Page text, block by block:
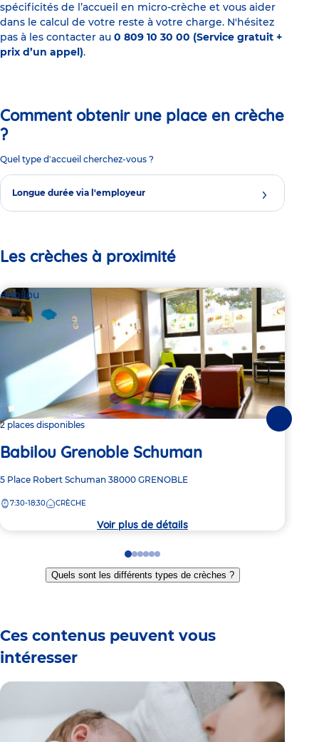
spécificités de l’accueil en micro-crèche et vous aider
dans le calcul de votre reste à votre charge. N'hésitez
pas à les contacter au 0 809 10 30 00 (Service gratuit +
prix d’un appel).
Comment obtenir une place en crèche
?
Quel type d'accueil cherchez-vous ?
Longue durée via l'employeur
Les crèches à proximité
Babilou
2 places disponibles
Babilou Grenoble Schuman
Adresse
la
5 Place Robert Schuman 38000 GRENOBLE
7:30-18:30 CRÈCHE
Voir plus de détails
Go
to
slide
Go
to
slide
Go
to
slide
Go
to
slide
Go
to
slide
Go
to
slide
Quels sont les différents types de crèches ?
Ces contenus peuvent vous
intéresser